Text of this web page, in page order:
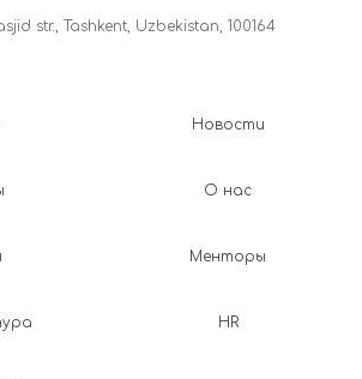
str., Tashkent, Uzbekistan, 100164
Новости
О нас
Менторы
HR